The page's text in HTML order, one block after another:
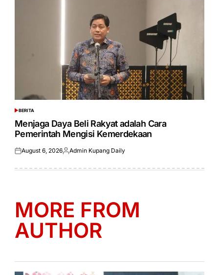
POSTED
IN
BERITA
Menjaga Daya Beli Rakyat adalah Cara
Pemerintah Mengisi Kemerdekaan
Posted
August 6, 2026Posted
Admin Kupang Daily
MORE FROM
AUTHOR